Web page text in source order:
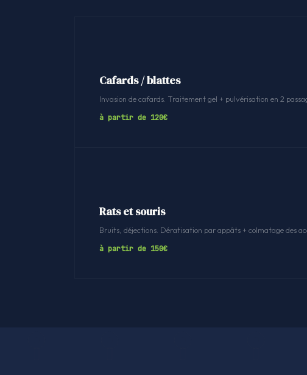
Cafards / blattes
Invasion de cafards. Traitement gel + pulvérisation en 2
à partir de 120€
Rats et souris
Bruits, déjections. Dératisation par appâts + colmatage des
à partir de 150€